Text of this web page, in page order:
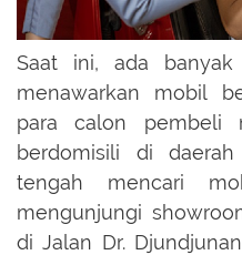
Saat ini, ada
menawarkan mobil
para calon pembeli
berdomisili di
tengah mencari
mengunjungi
di Jalan Dr.